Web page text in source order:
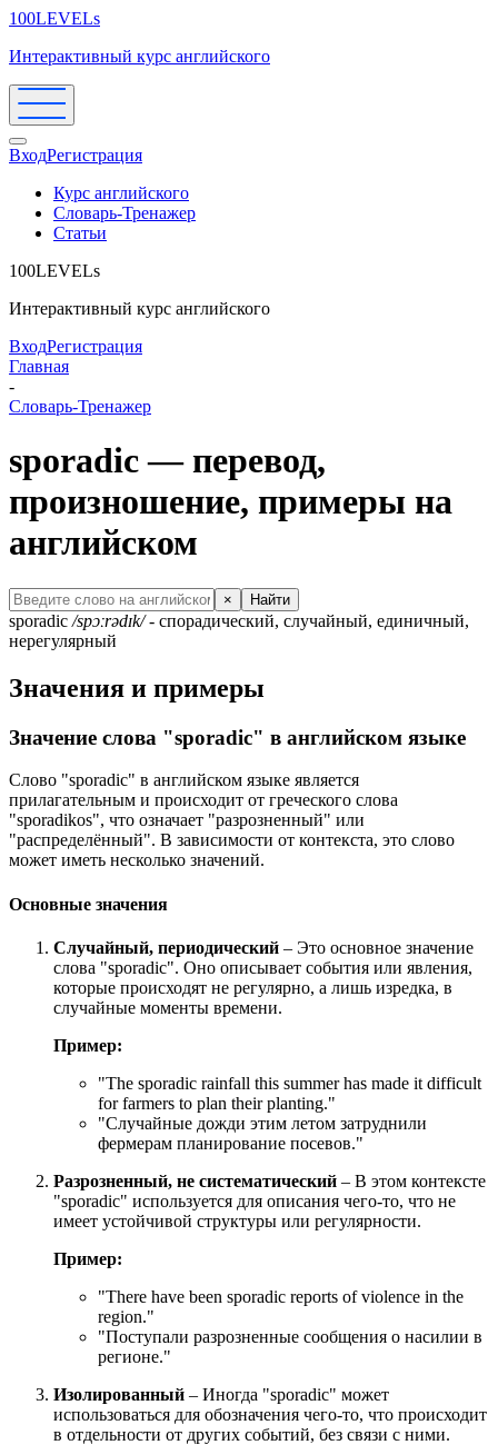
100LEVELs
Интерактивный курс английского
ВходРегистрация
Курс английского
Словарь-Тренажер
Статьи
100LEVELs
Интерактивный курс английского
ВходРегистрация
Главная
-
Словарь-Тренажер
sporadic — перевод,
произношение, примеры на
английском
× Найти
sporadic /spɔːrədɪk/- спорадический, случайный, единичный,
нерегулярный
Значения и примеры
Значение слова "sporadic" в английском языке
Слово "sporadic" в английском языке является
прилагательным и происходит от греческого слова
"sporadikos", что означает "разрозненный" или
"распределённый". В зависимости от контекста, это слово
может иметь несколько значений.
Основные значения
Случайный, периодический – Это основное значение
слова "sporadic". Оно описывает события или явления,
которые происходят не регулярно, а лишь изредка, в
случайные моменты времени.
Пример:
"The sporadic rainfall this summer has made it difficult
for farmers to plan their planting."
"Случайные дожди этим летом затруднили
фермерам планирование посевов."
Разрозненный, не систематический – В этом контексте
"sporadic" используется для описания чего-то, что не
имеет устойчивой структуры или регулярности.
Пример:
"There have been sporadic reports of violence in the
region."
"Поступали разрозненные сообщения о насилии в
регионе."
Изолированный – Иногда "sporadic" может
использоваться для обозначения чего-то, что происходит
в отдельности от других событий, без связи с ними.